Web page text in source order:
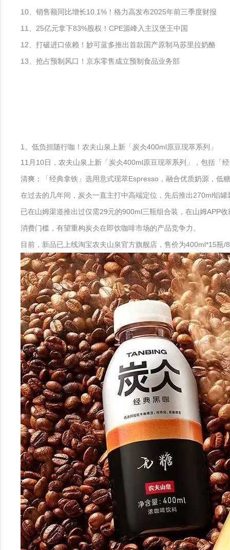
10、销售额同比增长10.1%！格力高发布2025年前三季度财报
11、25亿元拿下83%股权！CPE源峰入主汉堡王中国
12、打破进口依赖！妙可蓝多推出首款国产原制马苏里拉奶酪
13、抢占预制风口！京东零售成立预制食品业务部
1、低负担随行咖！农夫山泉上新「炭仌400ml原豆现萃系列」
11月10日，农夫山泉上新「炭仌400ml原豆现萃系列」，包括「
清爽；「经典拿铁」选用意式现萃Espresso，融合优质奶源，低
在过去的几年间，炭仌一直主打中高端定位，先后推出270ml铝
已在山姆渠道推出过仅需29元的900ml三瓶组合装，在山姆APP
消费门槛，有望重构炭仌在即饮咖啡市场的产品竞争力。
目前，新品已上线淘宝农夫山泉官方旗舰店，售价为400ml*15瓶/